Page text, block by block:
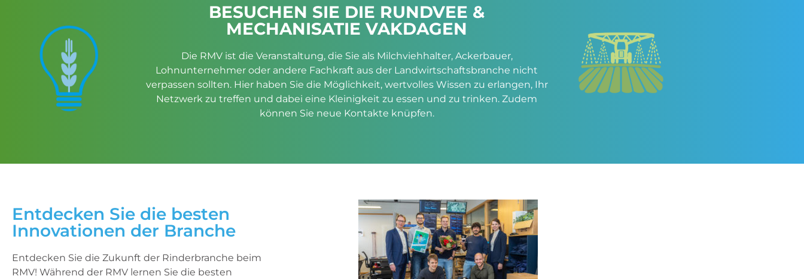
BESUCHEN SIE DIE RUNDVEE &
MECHANISATIE VAKDAGEN
Die RMV ist die Veranstaltung, die Sie als Milchviehhalter, Ackerbauer,
Lohnunternehmer oder andere Fachkraft aus der Landwirtschaftsbranche nicht
verpassen sollten. Hier haben Sie die Möglichkeit, wertvolles Wissen zu erlangen, Ihr
Netzwerk zu treffen und dabei eine Kleinigkeit zu essen und zu trinken. Zudem
können Sie neue Kontakte knüpfen.
Entdecken Sie die besten
Innovationen der Branche
Entdecken Sie die Zukunft der Rinderbranche beim
RMV! Während der RMV lernen Sie die besten